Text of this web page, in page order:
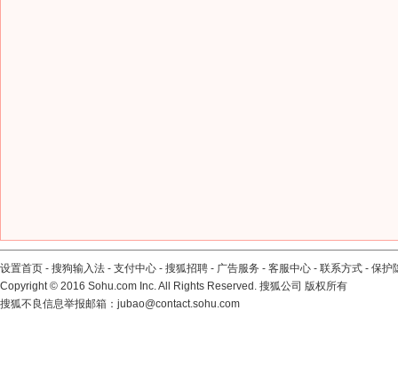
设置首页 - 搜狗输入法 - 支付中心 - 搜狐招聘 - 广告服务 - 客服中心 - 联系方式 - 保护
Copyright© 2016 Sohu.com Inc. All Rights Reserved. 搜狐公司 版权所有
搜狐不良信息举报邮箱： jubao@contact.sohu.com